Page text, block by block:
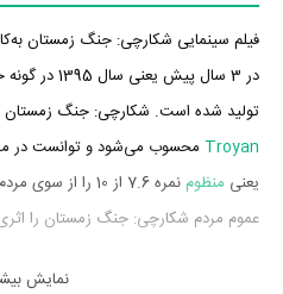
فیلم سینمایی شکارچی: جنگ زمستان
در 3 سال پیش
تولید شده است. شکارچی: جنگ زمستان
Troyan محسوب می‌شود و توانست در
یعنی منظوم
نمره 7.6 از 10
عموم مردم شکارچی: جنگ زمستان را اثری
بازیگران فیلم شکارچی: جنگ زمستان
نمایش